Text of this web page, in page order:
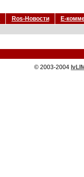
Ros-Новости
Е-
© 2003-2004